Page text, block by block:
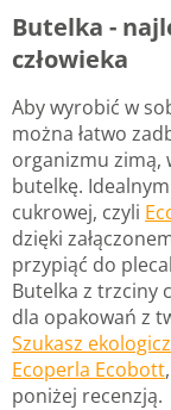
Butelka -
człowieka
Aby wyrobić w
można łatwo
organizmu zimą,
butelkę.
cukrowej, czyli
dzięki
przypiąć do
Butelka z trzciny
dla opakowań z
Szukasz
Ecoperla Ecobott
poniżej recenzją.